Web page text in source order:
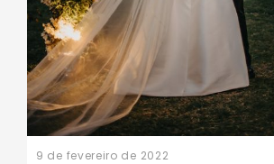
9 de fevereiro de 2022